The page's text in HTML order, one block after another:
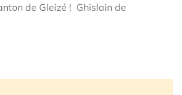
de Gleizé ! Ghislain de